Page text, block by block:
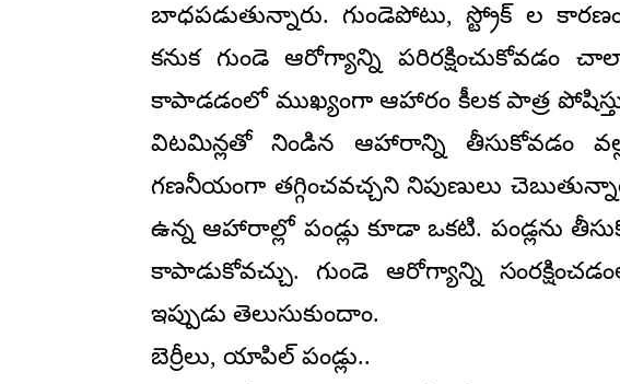
బాధ‌ప‌డుతున్నారు. గుండెపోటు, స్ట్రోక్ ల
క‌నుక గుండె ఆరోగ్యాన్ని ప‌రిర‌క్షించుకోవ‌డం
కాపాడ‌డంలో ముఖ్యంగా ఆహారం కీల‌క పాత్ర
విట‌మిన్లతో నిండిన ఆహారాన్ని తీసుకోవడం
గ‌ణ‌నీయంగా త‌గ్గించ‌వ‌చ్చ‌ని నిపుణులు
ఉన్న ఆహారాల్లో పండ్లు కూడా ఒక‌టి. పండ్ల‌ను
కాపాడుకోవ‌చ్చు. గుండె ఆరోగ్యాన్ని
ఇప్పుడు తెలుసుకుందాం.
బెర్రీలు, యాపిల్ పండ్లు..